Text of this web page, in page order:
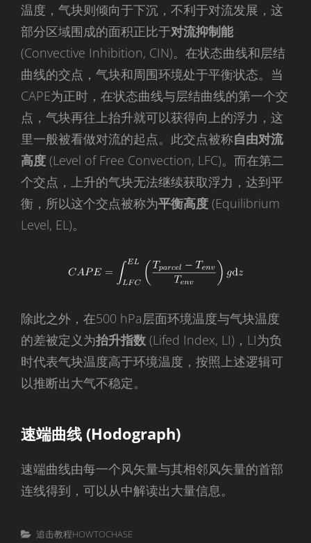
温度，气块则倾向于下沉，不利于对流发展，这
部分区域围成的面积正比于对流抑制能
(Convective Inhibition, CIN)。在状态曲线和层结
曲线的交点，气块和周围环境处于平衡状态。当
CAPE为正时，在状态曲线与层结曲线的第一个交
点，气块再往上抬升就可以获得向上的浮力，这
里一般被看做对流的起点。此交点被称自由对流
高度 (Level of Free Convection, LFC)。而在第二
个交点，上升的气块无法继续获取浮力，达到平
衡，所以这个交点被称为平衡高度 (Equilibrium
Level, EL)。
除此之外，在500 hPa层面环境温度与气块温度
的差被定义为抬升指数 (Lifed Index, LI)，LI为负
时代表气块温度高于环境温度，按照上述逻辑可
以推断出大气不稳定。
速端曲线 (Hodograph)
速端曲线由每一个风矢量与其相邻风矢量的首部
连线得到，可以从中解读出大量信息。
Categories
追击教程HOWTOCHASE